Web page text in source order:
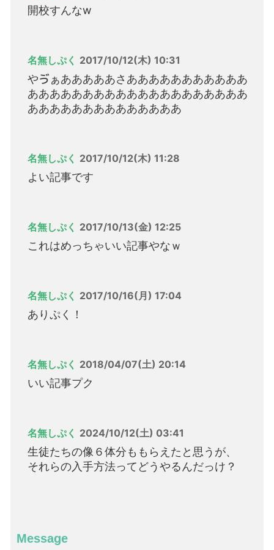
開校すんなw
名無しぷく 2017/10/12(木) 10:31
やゔぁあああああさあああああああああああ
ああああああああああああああああああああ
ああああああああああああああ
名無しぷく 2017/10/12(木) 11:28
よい記事です
名無しぷく 2017/10/13(金) 12:25
これはめっちゃいい記事やなｗ
名無しぷく 2017/10/16(月) 17:04
ありぷく！
名無しぷく 2018/04/07(土) 20:14
いい記事プク
名無しぷく 2024/10/12(土) 03:41
生徒たちの像６体分ももらえたと思うが、
それらの入手方法ってどうやるんだっけ？
Message